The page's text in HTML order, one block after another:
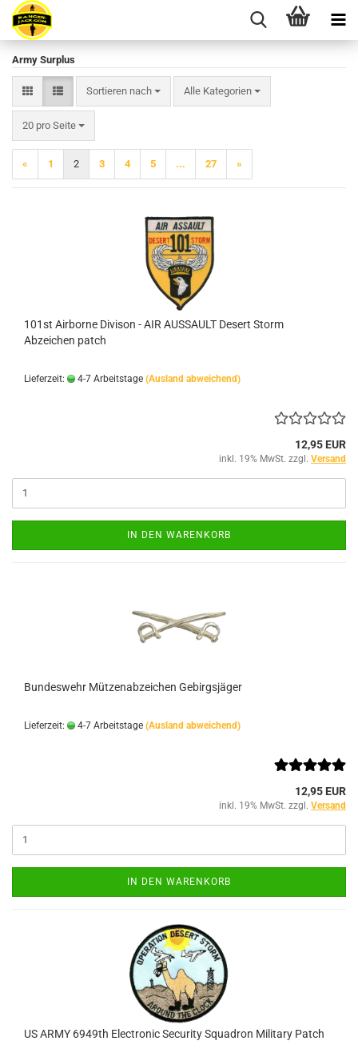
Army Surplus
Sortieren nach
Sortieren nach Alle Kategorien
20 pro Seite
pro Seite
« 1 2 3 4 5 ... 27 »
101st Airborne Divison - AIR AUSSAULT Desert Storm
Abzeichen patch
Lieferzeit: 4-7 Arbeitstage (Ausland abweichend)
12,95 EUR
inkl. 19% MwSt. zzgl. Versand
IN DEN WARENKORB
Bundeswehr Mützenabzeichen Gebirgsjäger
Lieferzeit: 4-7 Arbeitstage (Ausland abweichend)
12,95 EUR
inkl. 19% MwSt. zzgl. Versand
IN DEN WARENKORB
US ARMY 6949th Electronic Security Squadron Military Patch